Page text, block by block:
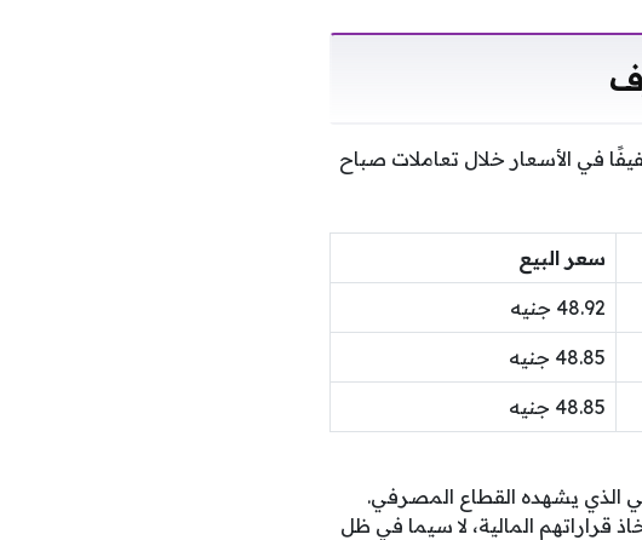
في الأسعار خلال تعاملات صباح
سعر البيع
48.92 جنيه
48.85 جنيه
48.85 جنيه
الذي يشهده القطاع المصرفي.
المالية، لا سيما في ظل